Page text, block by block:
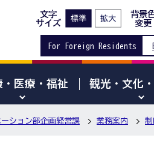
文字
サイズ
背景
変更
For Foreign Residents
・医療・福祉 観光・文化
ション部企画経営課 業務案内 制